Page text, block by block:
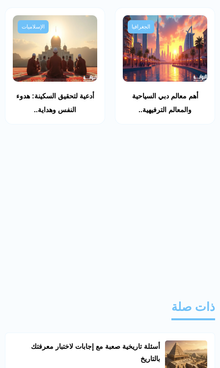
الجغرافيا
أهم معالم دبي السياحية
والمعالم الترفيهية..
الإسلاميات
أدعية لتحقيق السكينة: هدوء
النفس وهداية..
ذات صلة
أسئلة تاريخية صعبة مع إجابات لاختبار معرفتك
بالتاريخ